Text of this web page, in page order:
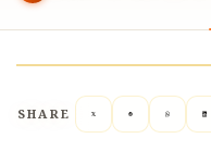
SHARE